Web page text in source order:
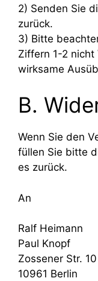
2) Senden Sie
zurück.
3) Bitte
Ziffern 1-2 nicht
wirksame
B.
Wenn Sie den
füllen Sie bitte
es zurück.
An
Ralf Heimann
Paul Knopf
Zossener Str. 10
10961 Berlin